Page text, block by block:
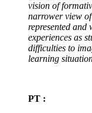
vision of
narrower view
represented and
experiences as
difficulties to
learning
PT :